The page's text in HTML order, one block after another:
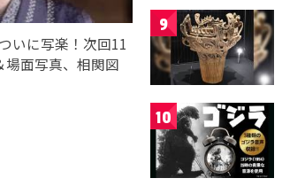
いに写楽！次回11
場面写真、相関図
9
10